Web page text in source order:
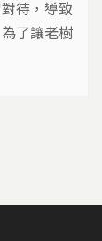
待，導致
了讓老樹